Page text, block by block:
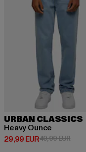
URBAN CLASSICS
Heavy Ounce
29,99 EUR
Derzeitiger Preis: 29,99
49,99 EUR